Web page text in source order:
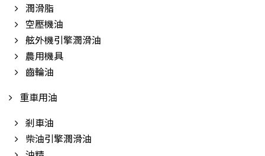
潤滑脂
空壓機油
舷外機引擎潤滑油
農用機具
齒輪油
重車用油
剎車油
柴油引擎潤滑油